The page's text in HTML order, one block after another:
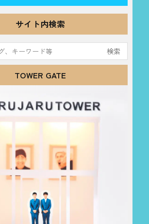
サイト内検索
TOWER GATE